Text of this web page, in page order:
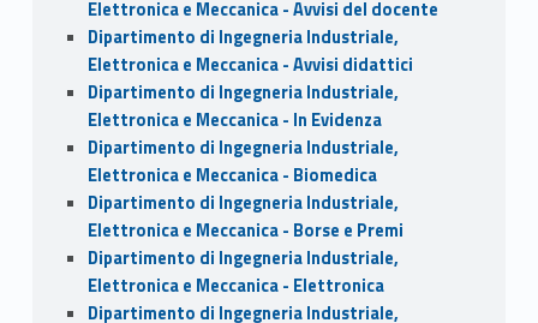
Elettronica e Meccanica - Avvisi del docente
Dipartimento di Ingegneria Industriale,
Elettronica e Meccanica - Avvisi didattici
Dipartimento di Ingegneria Industriale,
Elettronica e Meccanica - In Evidenza
Dipartimento di Ingegneria Industriale,
Elettronica e Meccanica - Biomedica
Dipartimento di Ingegneria Industriale,
Elettronica e Meccanica - Borse e Premi
Dipartimento di Ingegneria Industriale,
Elettronica e Meccanica - Elettronica
Dipartimento di Ingegneria Industriale,